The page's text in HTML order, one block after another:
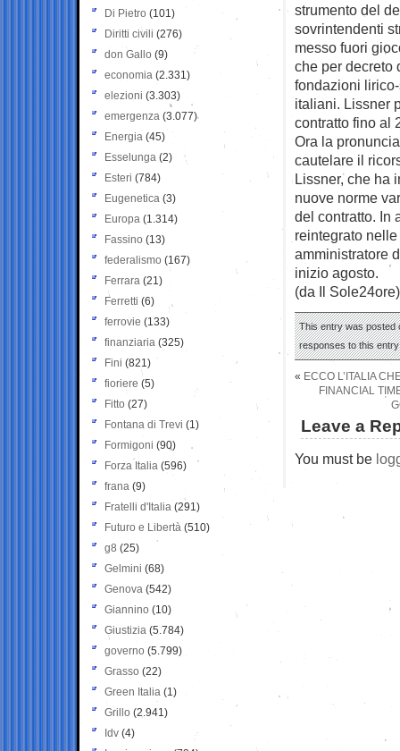
strumento del
sovrintendenti
messo fuori
che per decreto
fondazioni
italiani. Lissner
contratto fino al
Ora la
cautelare il
Lissner, che ha
nuove norme
del contratto. In
reintegrato
amministratore
inizio agosto.
(da Il Sole24ore)
This entry was posted
responses to this
« ECCO L’ITALIA
FINANCIAL
Leave a
You must be
Di Pietro (101)
Diritti civili (276)
don Gallo (9)
economia (2.331)
elezioni (3.303)
emergenza (3.077)
Energia (45)
Esselunga (2)
Esteri (784)
Eugenetica (3)
Europa (1.314)
Fassino (13)
federalismo (167)
Ferrara (21)
Ferretti (6)
ferrovie (133)
finanziaria (325)
Fini (821)
fioriere (5)
Fitto (27)
Fontana di Trevi (1)
Formigoni (90)
Forza Italia (596)
frana (9)
Fratelli d'Italia (291)
Futuro e Libertà (510)
g8 (25)
Gelmini (68)
Genova (542)
Giannino (10)
Giustizia (5.784)
governo (5.799)
Grasso (22)
Green Italia (1)
Grillo (2.941)
Idv (4)